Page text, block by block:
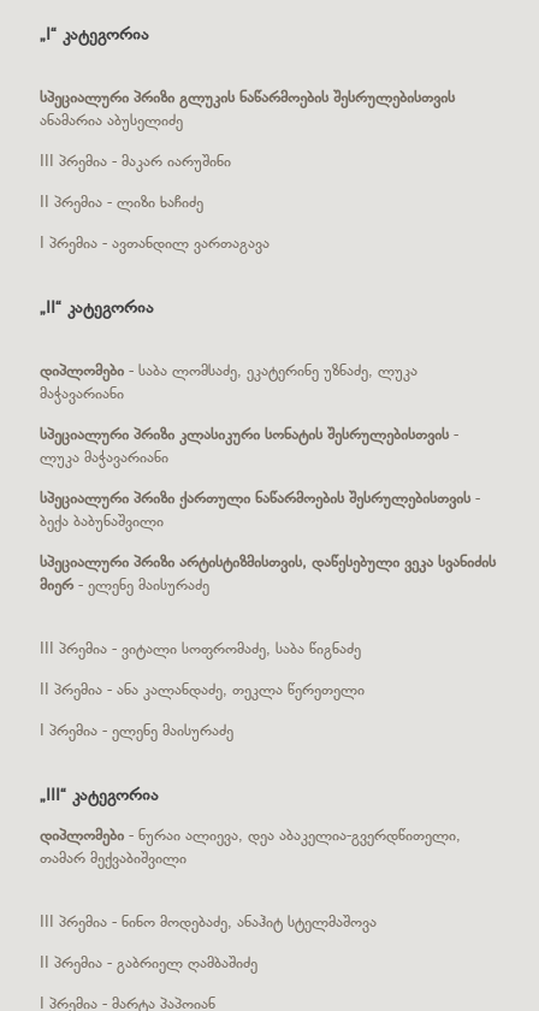
„I“ კატეგორია
სპეციალური პრიზი გლუკის ნაწარმოების შესრულებისთვის
ანამარია აბუსელიძე
III პრემია - მაკარ იარუშინი
II პრემია - ლიზი ხაჩიძე
I პრემია - ავთანდილ ვართაგავა
„II“ კატეგორია
დიპლომები - საბა ლომსაძე, ეკატერინე უზნაძე, ლუკა
მაჭავარიანი
სპეციალური პრიზი კლასიკური სონატის შესრულებისთვის -
ლუკა მაჭავარიანი
სპეციალური პრიზი ქართული ნაწარმოების შესრულებისთვის -
ბექა ბაბუნაშვილი
სპეციალური პრიზი არტისტიზმისთვის, დაწესებული ვეკა სვანიძის
მიერ- ელენე მაისურაძე
III პრემია - ვიტალი სოფრომაძე, საბა წიგნაძე
II პრემია - ანა კალანდაძე, თეკლა წერეთელი
I პრემია - ელენე მაისურაძე
„III“ კატეგორია
დიპლომები - ნურაი ალიევა, დეა აბაკელია-გვერდწითელი,
თამარ მექვაბიშვილი
III პრემია - ნინო მოდებაძე, ანაჰიტ სტელმაშოვა
II პრემია - გაბრიელ ღამბაშიძე
I პრემია - მარტა პაპოიან